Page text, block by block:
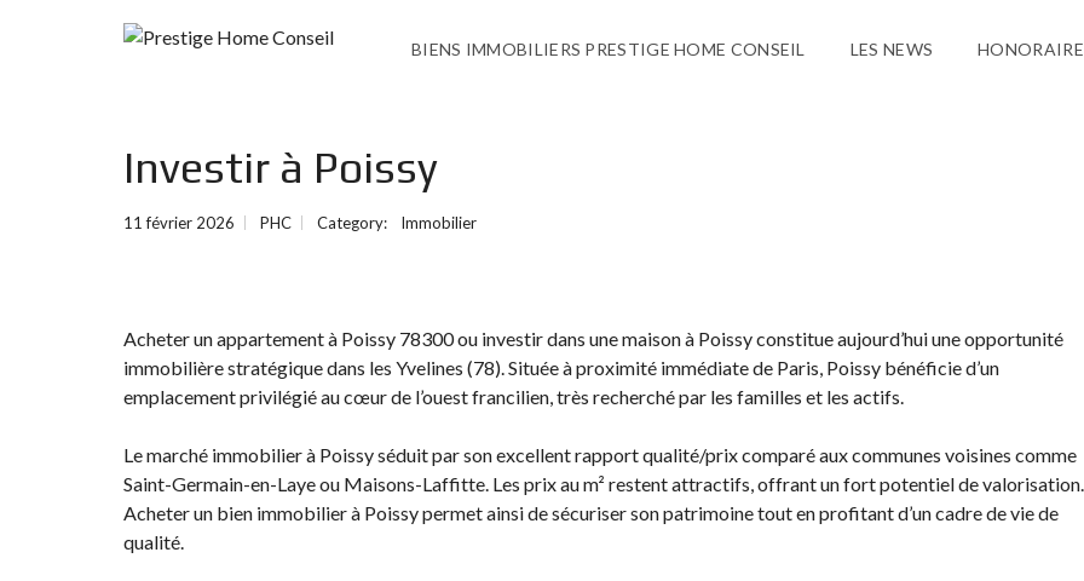
BIENS IMMOBILIERS PRESTIGE HOME CONSEIL LES NEWS
Investir à Poissy
11 février 2026 PHC Category: Immobilier
Acheter un appartement à Poissy 78300 ou investir dans une maison à Poissy constitue aujourd’hui une opportunité
immobilière stratégique dans les Yvelines (78). Située à proximité immédiate de Paris, Poissy bénéficie d’un
emplacement privilégié au cœur de l’ouest francilien, très recherché par les familles et les actifs.
Le marché immobilier à Poissy séduit par son excellent rapport qualité/prix comparé aux communes voisines comme
Saint-Germain-en-Laye ou Maisons-Laffitte. Les prix au m² restent attractifs, offrant un fort potentiel de valorisation.
Acheter un bien immobilier à Poissy permet ainsi de sécuriser son patrimoine tout en profitant d’un cadre de vie de
qualité.